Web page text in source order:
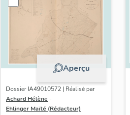
Aperçu
Dossier IA49010572 | Réalisé par
Achard Hélène -
Ehlinger Maïté (Rédacteur)